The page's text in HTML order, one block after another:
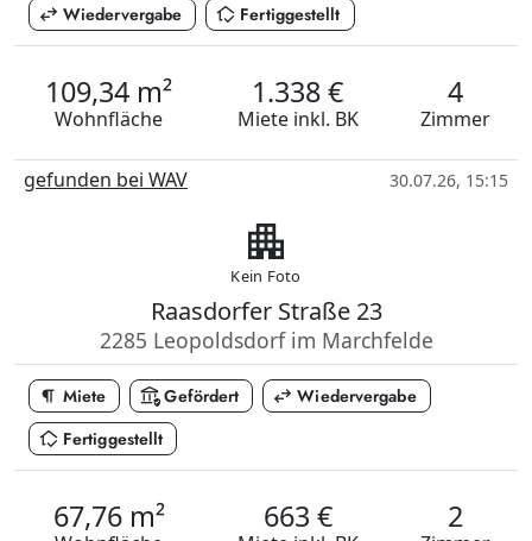
swap_horiz Wiedervergabe in_home_mode Fertiggestellt
109,34 m²
Wohnfläche
1.338 €
Miete inkl. BK
4
Zimmer
gefunden bei WAV 30.07.26, 15:15
apartment
Kein Foto
Raasdorfer Straße 23
2285 Leopoldsdorf im Marchfelde
format_paragraph Miete assured_workloadGefördert swap_horiz Wiedervergabe
in_home_mode Fertiggestellt
67,76 m² 663 € 2